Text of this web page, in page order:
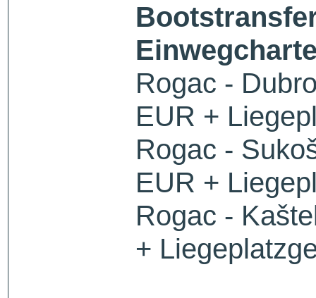
Rogac -
EUR +
Rogac -
EUR +
Rogac -
+